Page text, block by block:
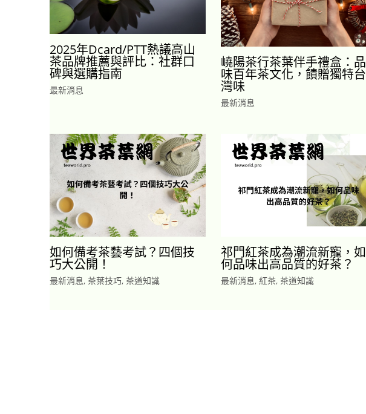
2025年Dcard/PTT熱議高山
茶品牌推薦與評比：社群口
碑與選購指南
最新消息
嶢陽茶行茶葉伴手禮盒：品
味百年茶文化，饋贈獨特台
灣味
最新消息
如何備考茶藝考試？四個技
巧大公開！
最新消息, 茶葉技巧, 茶道知識
祁門紅茶成為潮流新寵，如
何品味出高品質的好茶？
最新消息, 紅茶, 茶道知識